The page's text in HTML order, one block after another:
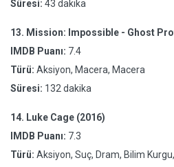
Süresi: 43 dakika
13. Mission: Impossible - Ghost
IMDB Puanı: 7.4
Türü: Aksiyon, Macera, Macera
Süresi: 132 dakika
14. Luke Cage (2016)
IMDB Puanı: 7.3
Türü: Aksiyon, Suç, Dram, Bilim